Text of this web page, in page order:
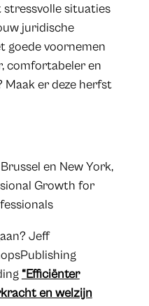
situaties
juridische
goede voornemen
comfortabeler en
er deze herfst
en New York,
Growth for
Jeff
“Efficiënter
en welzijn